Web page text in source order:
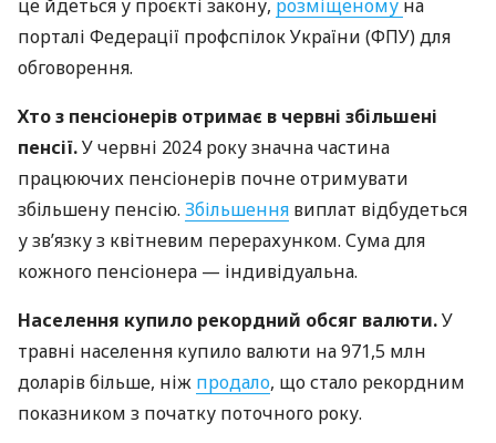
це йдеться у проєкті закону, розміщеному на
порталі Федерації профспілок України (ФПУ) для
обговорення.
Хто з пенсіонерів отримає в червні збільшені
пенсії.У червні 2024 року значна частина
працюючих пенсіонерів почне отримувати
збільшену пенсію. Збільшення виплат відбудеться
у зв’язку з квітневим перерахунком. Сума для
кожного пенсіонера — індивідуальна.
Населення купило рекордний обсяг валюти.У
травні населення купило валюти на 971,5 млн
доларів більше, ніж продало, що стало рекордним
показником з початку поточного року.